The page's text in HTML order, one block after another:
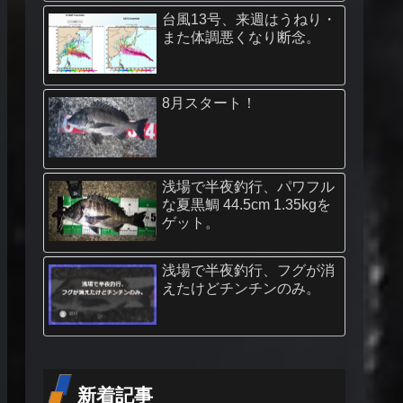
台風13号、来週はうねり・
また体調悪くなり断念。
8月スタート！
浅場で半夜釣行、パワフル
な夏黒鯛 44.5cm 1.35kgを
ゲット。
浅場で半夜釣行、フグが消
えたけどチンチンのみ。
新着記事